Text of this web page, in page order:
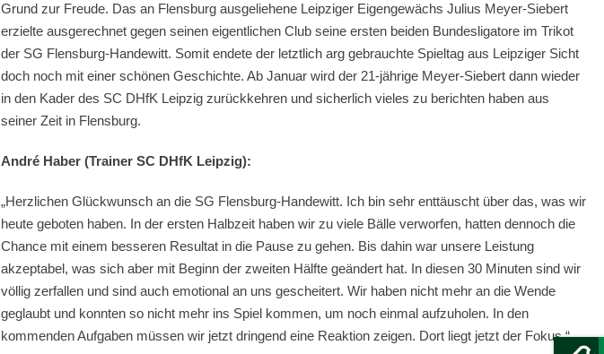
Grund zur Freude. Das an Flensburg ausgeliehene Leipziger Eigengewächs Julius Meyer-Siebert
erzielte ausgerechnet gegen seinen eigentlichen Club seine ersten beiden Bundesligatore im Trikot
der SG Flensburg-Handewitt. Somit endete der letztlich arg gebrauchte Spieltag aus Leipziger Sicht
doch noch mit einer schönen Geschichte. Ab Januar wird der 21-jährige Meyer-Siebert dann wieder
in den Kader des SC DHfK Leipzig zurückkehren und sicherlich vieles zu berichten haben aus
seiner Zeit in Flensburg.
André Haber (Trainer SC DHfK Leipzig):
„Herzlichen Glückwunsch an die SG Flensburg-Handewitt. Ich bin sehr enttäuscht über das, was wir
heute geboten haben. In der ersten Halbzeit haben wir zu viele Bälle verworfen, hatten dennoch die
Chance mit einem besseren Resultat in die Pause zu gehen. Bis dahin war unsere Leistung
akzeptabel, was sich aber mit Beginn der zweiten Hälfte geändert hat. In diesen 30 Minuten sind wir
völlig zerfallen und sind auch emotional an uns gescheitert. Wir haben nicht mehr an die Wende
geglaubt und konnten so nicht mehr ins Spiel kommen, um noch einmal aufzuholen. In den
kommenden Aufgaben müssen wir jetzt dringend eine Reaktion zeigen. Dort liegt jetzt der Fokus.“